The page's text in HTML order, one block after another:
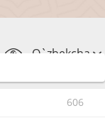
O`zbekcha
606